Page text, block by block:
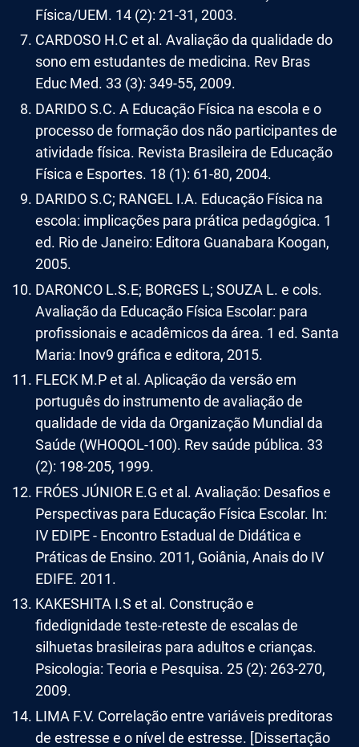
Física/UEM. 14 (2): 21-31, 2003.
CARDOSO H.C et al. Avaliação da qualidade do
sono em estudantes de medicina. Rev Bras
Educ Med. 33 (3): 349-55, 2009.
DARIDO S.C. A Educação Física na escola e o
processo de formação dos não participantes de
atividade física. Revista Brasileira de Educação
Física e Esportes. 18 (1): 61-80, 2004.
DARIDO S.C; RANGEL I.A. Educação Física na
escola: implicações para prática pedagógica. 1
ed. Rio de Janeiro: Editora Guanabara Koogan,
2005.
DARONCO L.S.E; BORGES L; SOUZA L. e cols.
Avaliação da Educação Física Escolar: para
profissionais e acadêmicos da área. 1 ed. Santa
Maria: Inov9 gráfica e editora, 2015.
FLECK M.P et al. Aplicação da versão em
português do instrumento de avaliação de
qualidade de vida da Organização Mundial da
Saúde (WHOQOL-100). Rev saúde pública. 33
(2): 198-205, 1999.
FRÓES JÚNIOR E.G et al. Avaliação: Desafios e
Perspectivas para Educação Física Escolar. In:
IV EDIPE - Encontro Estadual de Didática e
Práticas de Ensino. 2011, Goiânia, Anais do IV
EDIFE. 2011.
KAKESHITA I.S et al. Construção e
fidedignidade teste-reteste de escalas de
silhuetas brasileiras para adultos e crianças.
Psicologia: Teoria e Pesquisa. 25 (2): 263-270,
2009.
LIMA F.V. Correlação entre variáveis preditoras
de estresse e o nível de estresse. [Dissertação